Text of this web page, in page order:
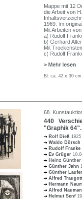
Mappe mit 12
die Arbeit von
1969. Im
Mit Arbeiten
a) Rudolf
b) Gerhard
Mit
c) Rudolf
> Mehr lesen
Bl. ca. 42 x 30
68.
440
"Graphik
Rolf Dieß
Waldo Dörsch
Rudolf Franke
Ev Grüger
Heinz Günther
Günther Jahn
Günther
Alfred
Hermann
Alfred
Helmut Senf